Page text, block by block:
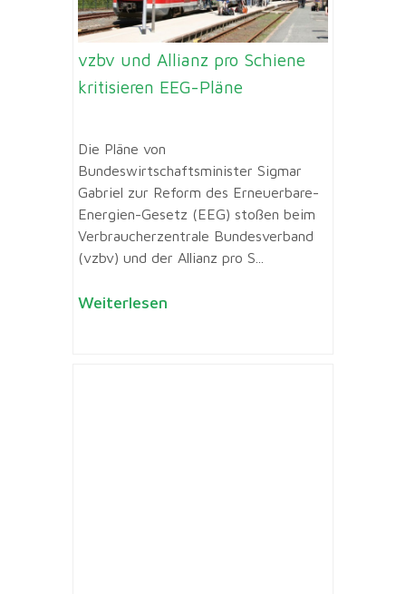
vzbv und Allianz pro Schiene
kritisieren EEG-Pläne
Die Pläne von
Bundeswirtschaftsminister Sigmar
Gabriel zur Reform des Erneuerbare-
Energien-Gesetz (EEG) stoßen beim
Verbraucherzentrale Bundesverband
(vzbv) und der Allianz pro S...
Weiterlesen